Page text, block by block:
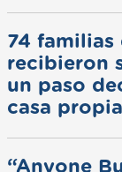
74 familias
recibieron
un paso
casa propia
“Anyone